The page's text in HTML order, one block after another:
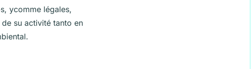
ycomme légales,
su activité tanto en